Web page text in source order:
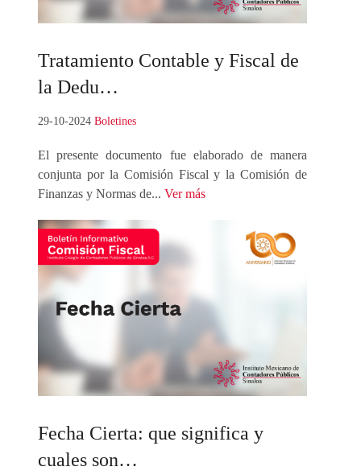
Tratamiento Contable y Fiscal de
la Dedu…
29-10-2024 Boletines
El presente documento fue elaborado de manera
conjunta por la Comisión Fiscal y la Comisión de
Finanzas y Normas de... Ver más
Fecha Cierta: que significa y
cuales son…